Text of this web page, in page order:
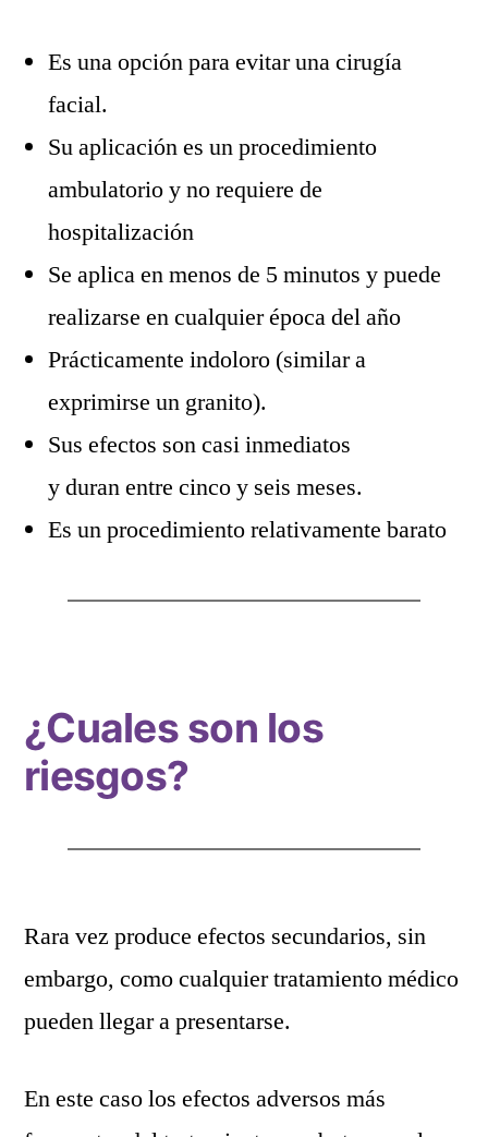
Es una opción para evitar una cirugía
facial.
Su aplicación es un procedimiento
ambulatorio y no requiere de
hospitalización
Se aplica en menos de 5 minutos y puede
realizarse en cualquier época del año
Prácticamente indoloro (similar a
exprimirse un granito).
Sus efectos son casi inmediatos
y duran entre cinco y seis meses.
Es un procedimiento relativamente barato
¿Cuales son los
riesgos?
Rara vez produce efectos secundarios, sin
embargo, como cualquier tratamiento médico
pueden llegar a presentarse.
En este caso los efectos adversos más